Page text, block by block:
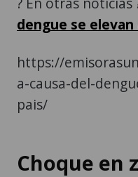
dengue se elevan
https://
a-causa-del-
pais/
Choque en